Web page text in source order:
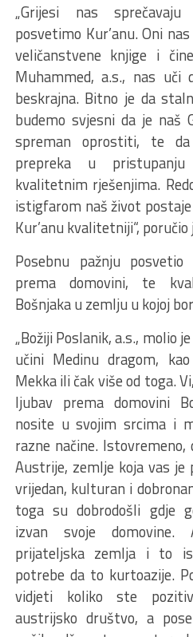
„Grijesi nas
posvetimo Kur’anu. Oni
veličanstvene knjige i
Muhammed, a.s., nas uči
beskrajna. Bitno je da
budemo svjesni da je naš
spreman oprostiti, te
prepreka u
kvalitetnim rješenjima.
istigfarom naš život
Kur’anu kvalitetniji“,
Posebnu pažnju
prema domovini, te
Bošnjaka u zemlju u kojoj
„Božiji Poslanik, a.s., molio
učini Medinu dragom,
Mekka ili čak više od toga.
ljubav prema domovini
nosite u svojim srcima i
razne načine.
Austrije, zemlje koja vas je
vrijedan, kulturan i
toga su dobrodošli gdje
izvan svoje
prijateljska zemlja i to
potrebe da to kurtoazije.
vidjeti koliko ste
austrijsko društvo, a